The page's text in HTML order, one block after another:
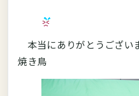
本当にありがとうござい
焼き鳥